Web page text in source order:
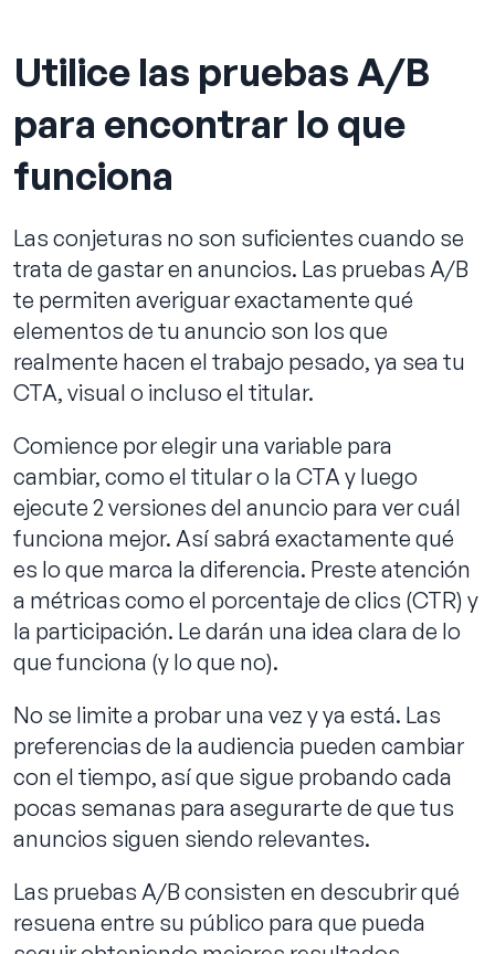
Utilice las pruebas A/B
para encontrar lo que
funciona
Las conjeturas no son suficientes cuando se
trata de gastar en anuncios. Las pruebas A/B
te permiten averiguar exactamente qué
elementos de tu anuncio son los que
realmente hacen el trabajo pesado, ya sea tu
CTA, visual o incluso el titular.
Comience por elegir una variable para
cambiar, como el titular o la CTA y luego
ejecute 2 versiones del anuncio para ver cuál
funciona mejor. Así sabrá exactamente qué
es lo que marca la diferencia. Preste atención
a métricas como el porcentaje de clics (CTR) y
la participación. Le darán una idea clara de lo
que funciona (y lo que no).
No se limite a probar una vez y ya está. Las
preferencias de la audiencia pueden cambiar
con el tiempo, así que sigue probando cada
pocas semanas para asegurarte de que tus
anuncios siguen siendo relevantes.
Las pruebas A/B consisten en descubrir qué
resuena entre su público para que pueda